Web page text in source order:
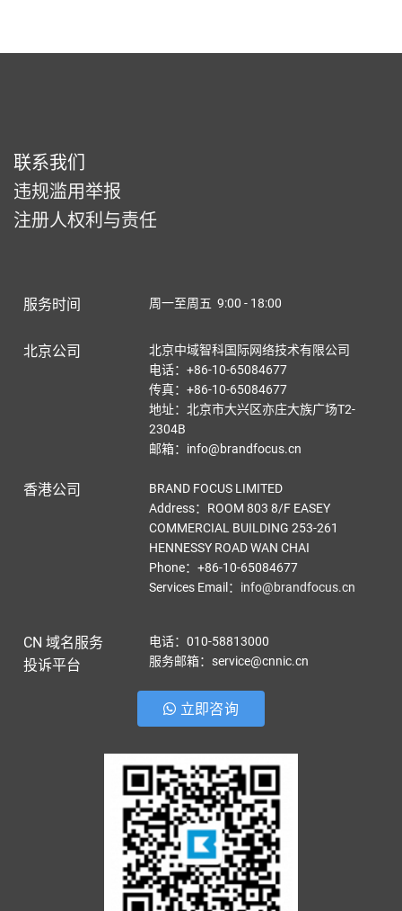
联系我们
违规滥用举报
注册人权利与责任
服务时间 周一至周五 9:00 - 18:00
北京公司
北京中域智科国际网络技术有限公司
电话：+86-10-65084677
传真：+86-10-65084677
地址：北京市大兴区亦庄大族广场T2-
2304B
邮箱：info@brandfocus.cn
香港公司
BRAND FOCUS LIMITED
Address：ROOM 803 8/F EASEY
COMMERCIAL BUILDING 253-261
HENNESSY ROAD WAN CHAI
Phone：+86-10-65084677
Services Email ： info@brandfocus.cn
CN 域名服务
投诉平台
电话：010-58813000
服务邮箱：service@cnnic.cn
立即咨询